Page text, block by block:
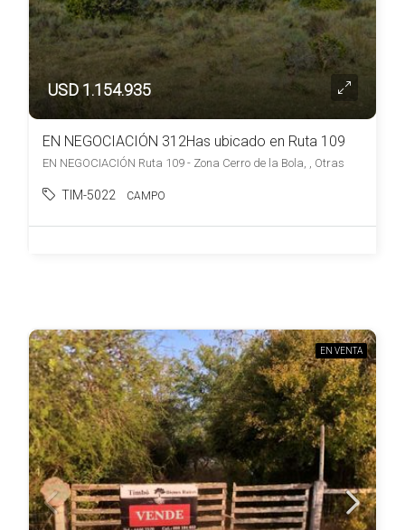
USD 1.154.935
EN NEGOCIACIÓN 312Has ubicado en Ruta 109
EN NEGOCIACIÓN Ruta 109 - Zona Cerro de la Bola, , Otras
TIM-5022 CAMPO
EN VENTA